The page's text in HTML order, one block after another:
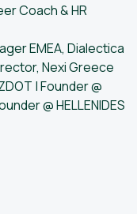
Coach & HR
ΕΜΕΑ, Dialectica
Nexi Greece
| Founder @
@ HELLENIDES